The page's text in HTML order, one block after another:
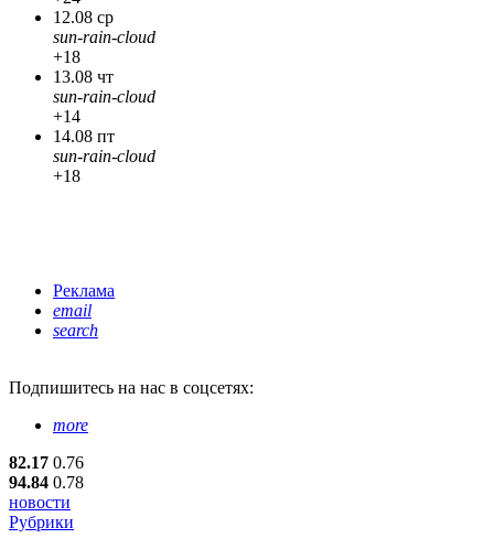
12.08 ср
sun-rain-cloud
+18
13.08 чт
sun-rain-cloud
+14
14.08 пт
sun-rain-cloud
+18
Реклама
email
search
Подпишитесь на нас в соцсетях:
more
82.17 0.76
94.84 0.78
новости
Рубрики